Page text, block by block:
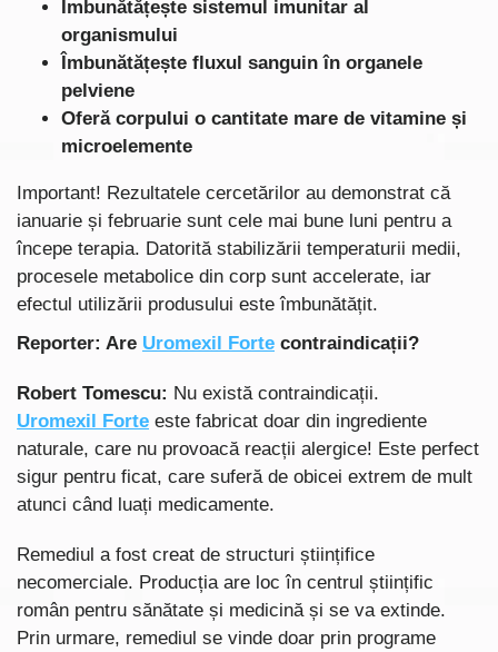
Îmbunătățește sistemul imunitar al
organismului
Îmbunătățește fluxul sanguin în organele
pelviene
Oferă corpului o cantitate mare de vitamine și
microelemente
Important! Rezultatele cercetărilor au demonstrat că
ianuarie și februarie sunt cele mai bune luni pentru a
începe terapia. Datorită stabilizării temperaturii medii,
procesele metabolice din corp sunt accelerate, iar
efectul utilizării produsului este îmbunătățit.
Reporter: Are Uromexil Forte contraindicații?
Robert Tomescu: Nu există contraindicații.
Uromexil Forte este fabricat doar din ingrediente
naturale, care nu provoacă reacții alergice! Este perfect
sigur pentru ficat, care suferă de obicei extrem de mult
atunci când luați medicamente.
Remediul a fost creat de structuri științifice
necomerciale. Producția are loc în centrul științific
român pentru sănătate și medicină și se va extinde.
Prin urmare, remediul se vinde doar prin programe